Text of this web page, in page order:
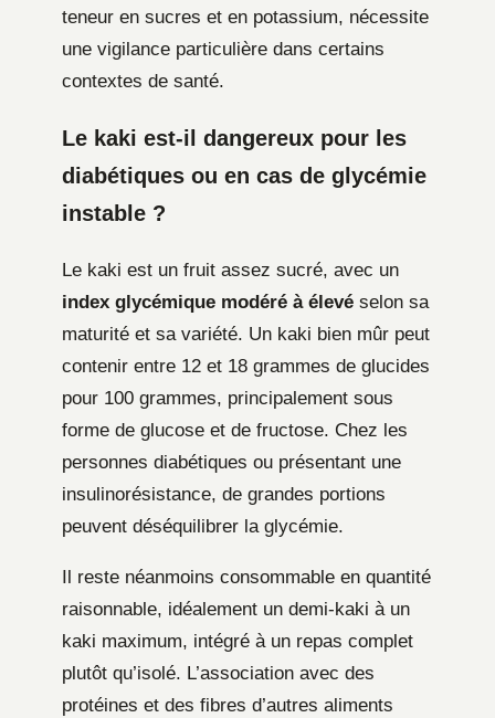
teneur en sucres et en potassium, nécessite
une vigilance particulière dans certains
contextes de santé.
Le kaki est-il dangereux pour les
diabétiques ou en cas de glycémie
instable ?
Le kaki est un fruit assez sucré, avec un
index glycémique modéré à élevé selon sa
maturité et sa variété. Un kaki bien mûr peut
contenir entre 12 et 18 grammes de glucides
pour 100 grammes, principalement sous
forme de glucose et de fructose. Chez les
personnes diabétiques ou présentant une
insulinorésistance, de grandes portions
peuvent déséquilibrer la glycémie.
Il reste néanmoins consommable en quantité
raisonnable, idéalement un demi-kaki à un
kaki maximum, intégré à un repas complet
plutôt qu’isolé. L’association avec des
protéines et des fibres d’autres aliments